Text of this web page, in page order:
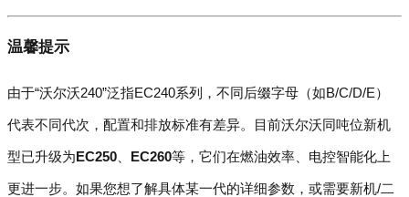
温馨提示
由于“沃尔沃240”泛指EC240系列，不同后缀字母（如B/C/D/E）
代表不同代次，配置和排放标准有差异。目前沃尔沃同吨位新机
型已升级为EC250 EC260等，它们在燃油效率、电控智能化上
更进一步。如果您想了解具体某一代的详细参数，或需要新机/二